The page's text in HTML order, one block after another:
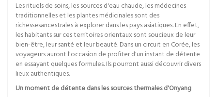
Les rituels de soins, les sources d'eau chaude, les médecines
traditionnelles et les plantes médicinales sont des
richessesancestrales à explorer dans les pays asiatiques. En effet,
les habitants sur ces territoires orientaux sont soucieux de leur
bien-être, leur santé et leur beauté. Dans un circuit en Corée, les
voyageurs auront l'occasion de profiter d'un instant de détente
en essayant quelques formules. Ils pourront aussi découvrir divers
lieux authentiques.
Un moment de détente dans les sources thermales d'Onyang